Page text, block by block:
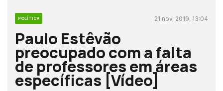
POLÍTICA 21 nov, 2019, 13:04
Paulo Estêvão
preocupado com a falta
de professores em áreas
específicas [Vídeo]